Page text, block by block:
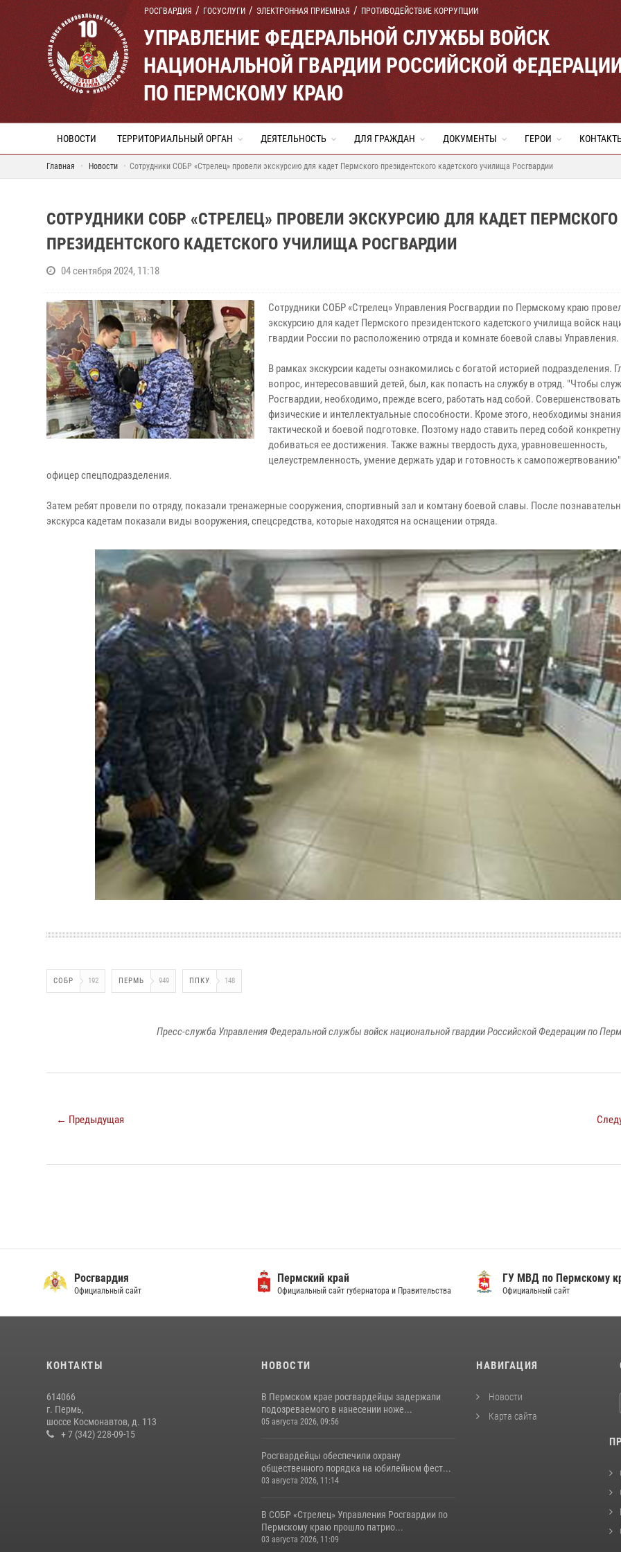
РОСГВАРДИЯ ГОСУСЛУГИ ЭЛЕКТРОННАЯ ПРИЕМНАЯ ПРОТИВОДЕЙСТВИЕ КОРРУПЦИИ
УПРАВЛЕНИЕ ФЕДЕРАЛЬНОЙ СЛУЖБЫ ВОЙСК
НАЦИОНАЛЬНОЙ ГВАРДИИ РОССИЙСКОЙ
ПО ПЕРМСКОМУ КРАЮ
НОВОСТИ ТЕРРИТОРИАЛЬНЫЙ ОРГАН ДЕЯТЕЛЬНОСТЬ ДЛЯ ГРАЖДАН ДОКУМЕНТЫ ГЕРОИ
Главная Новости Сотрудники СОБР «Стрелец» провели экскурсию для кадет Пермского президентского кадетского училища Росгвардии
СОТРУДНИКИ СОБР «СТРЕЛЕЦ» ПРОВЕЛИ ЭКСКУРСИЮ ДЛЯ КАДЕТ ПЕРМСКОГО
ПРЕЗИДЕНТСКОГО КАДЕТСКОГО УЧИЛИЩА РОСГВАРДИИ
04 сентября 2024, 11:18
Сотрудники СОБР «Стрелец» Управления Росгвардии по Пермскому краю
экскурсию для кадет Пермского президентского кадетского училища войск
гвардии России по расположению отряда и комнате боевой славы Управления.
В рамках экскурсии кадеты ознакомились с богатой историей подразделения.
вопрос, интересовавший детей, был, как попасть на службу в отряд. "Чтобы
Росгвардии, необходимо, прежде всего, работать над собой. Совершенствовать
физические и интеллектуальные способности. Кроме этого, необходимы
тактической и боевой подготовке. Поэтому надо ставить перед собой
добиваться ее достижения. Также важны твердость духа, уравновешенность,
целеустремленность, умение держать удар и готовность к
офицер спецподразделения.
Затем ребят провели по отряду, показали тренажерные сооружения, спортивный зал и комтану боевой славы. После
экскурса кадетам показали виды вооружения, спецсредства, которые находятся на оснащении отряда.
СОБР 192 ПЕРМЬ 949 ППКУ 148
Пресс-служба Управления Федеральной службы войск национальной гвардии Российской Федерации по
← Предыдущая
Росгвардия
Официальный сайт
Пермский край
Официальный сайт губернатора и Правительства
ГУ МВД по Пермскому
Официальный сайт
КОНТАКТЫ
614066
г. Пермь,
шоссе Космонавтов, д. 113
+ 7 (342) 228-09-15
НОВОСТИ
В Пермском крае росгвардейцы задержали
подозреваемого в нанесении ноже...
05 августа 2026, 09:56
Росгвардейцы обеспечили охрану
общественного порядка на юбилейном фест...
03 августа 2026, 11:14
В СОБР «Стрелец» Управления Росгвардии по
Пермскому краю прошло патрио...
03 августа 2026, 11:09
НАВИГАЦИЯ
Новости
Карта сайта